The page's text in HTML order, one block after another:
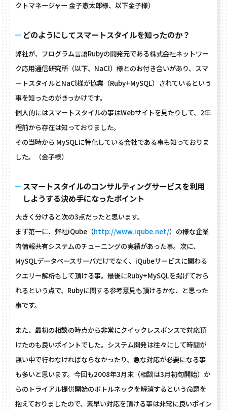
クトマネージャー 金子憲太郎様、以下金子様）
どのようにしてスマートスタイルを知ったのか？
弊社が、プログラム言語Rubyの開発元である株式会社ネットワー
ク応用通信研究所（以下、NaCl）様とのお付き合いがあり、スマ
ートスタイルとNaCl様が協業（Ruby+MySQL）されているという
事を知ったのがきっかけです。
個人的にはスマートスタイルの事はWebサイトを見たりして、2年
程前から存在は知っておりました。
その当時から MySQLに特化している会社である事も知っておりま
した。（金子様）
スマートスタイルのコンサルティングサービスを利用
しようする決め手になったポイント
大きく分けると次の3点だったと思います。
まず第一に、弊社iQube（http://www.iqube.net/）の様な企業
内情報共有システムのチューニングの実績があった事。次に、
MySQLデータベースサーバだけでなく、iQubeサービスに関わる
クエリー解析もして頂ける事。最後にRuby+MySQLを掲げておら
れるという点で、Rubyに関する参考意見も頂けるかな、と思った
事です。
また、最初の相談の時点から非常にクイックレスポンスで対応頂
けたのも良いポイントでした。システム開発は往々にして時間が
無い中で行わなければならなかったり、急な対応が必要になる事
も多いと思います。今回も2008年3月末（相談は3月初旬開始）か
らのトライアル提供開始のボトルネックを解消するという命題を
抱えておりましたので、素早い対応を頂ける事は非常に良いポイン